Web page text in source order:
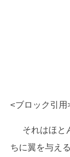
<ブロック引用
それはほと
ちに翼を与え